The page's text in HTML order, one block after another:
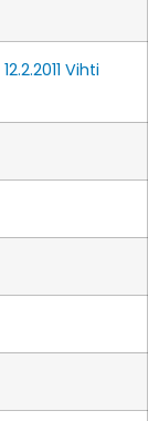
Vihti